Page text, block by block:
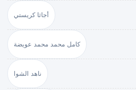
أجاثا كريستي
كامل محمد محمد عويضة
ناهد الشوا